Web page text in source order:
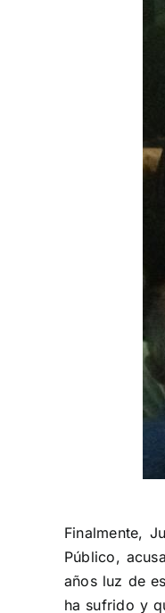
Finalmente,
Público,
años luz de
ha sufrido y